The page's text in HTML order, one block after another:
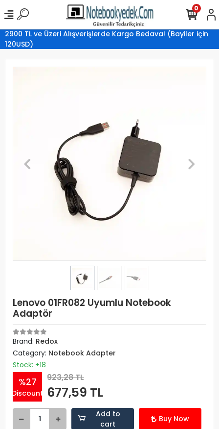
2900 TL ve Üzeri Alışverişlerde Kargo Bedava! (Bayiler için
120USD)
0
Lenovo 01FR082 Uyumlu Notebook
Adaptör
Brand: Redox
Category: Notebook Adapter
Stock: +18
%27
Discount
923,28 TL
677,59 TL
Add to
cart
Buy Now